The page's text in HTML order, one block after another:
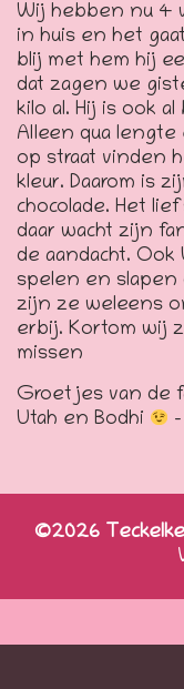
Wij hebben nu 4
in huis en het
blij met hem hij
dat zagen we
kilo al. Hij is ook
Alleen qua
op straat vinden
kleur. Daarom is
chocolade. Het
daar wacht zijn
de aandacht. Ook
spelen en slapen
zijn ze weleens
erbij. Kortom wij
missen
Groetjes van de
Utah en Bodhi
©2026